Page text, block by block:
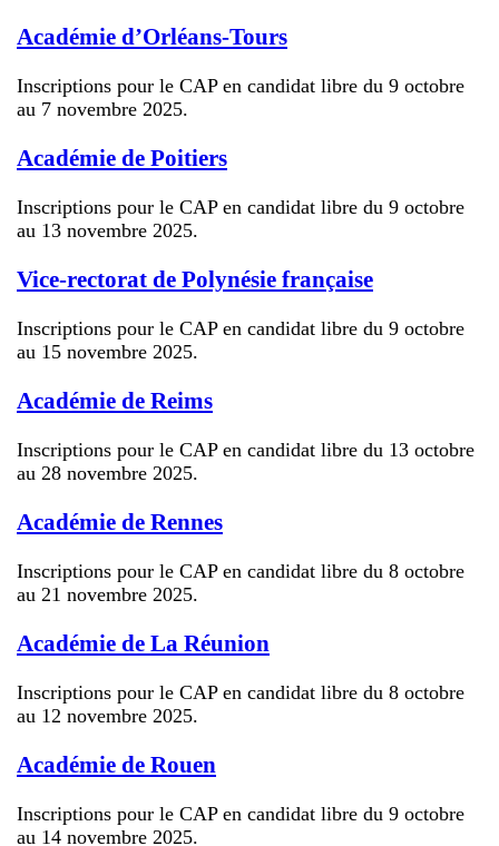
Académie d’Orléans-Tours
Inscriptions pour le CAP en candidat libre du 9 octobre
au 7 novembre 2025.
Académie de Poitiers
Inscriptions pour le CAP en candidat libre du 9 octobre
au 13 novembre 2025.
Vice-rectorat de Polynésie française
Inscriptions pour le CAP en candidat libre du 9 octobre
au 15 novembre 2025.
Académie de Reims
Inscriptions pour le CAP en candidat libre du 13 octobre
au 28 novembre 2025.
Académie de Rennes
Inscriptions pour le CAP en candidat libre du 8 octobre
au 21 novembre 2025.
Académie de La Réunion
Inscriptions pour le CAP en candidat libre du 8 octobre
au 12 novembre 2025.
Académie de Rouen
Inscriptions pour le CAP en candidat libre du 9 octobre
au 14 novembre 2025.